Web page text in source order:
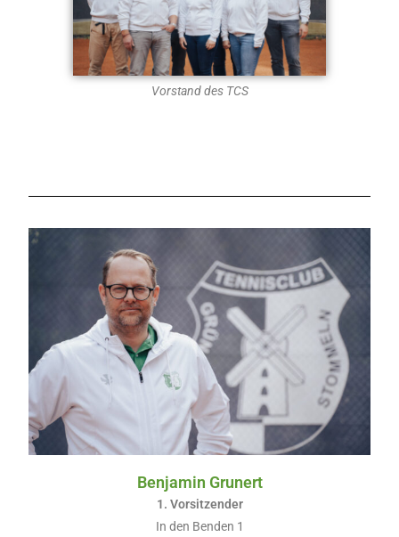
Vorstand des TCS
Benjamin Grunert
1. Vorsitzender
In den Benden 1